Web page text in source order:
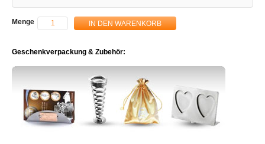
Menge IN DEN WARENKORB
Geschenkverpackung & Zubehör: